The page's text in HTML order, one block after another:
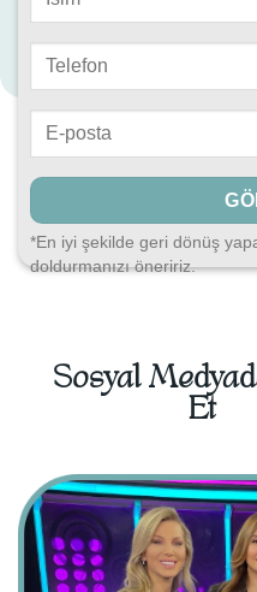
*En iyi şekilde geri dönüş
doldurmanızı öneririz.
Sosyal
Et